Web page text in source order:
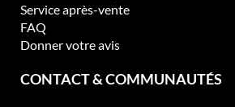
Service après-vente
FAQ
Donner votre avis
CONTACT & COMMUNAUTÉS